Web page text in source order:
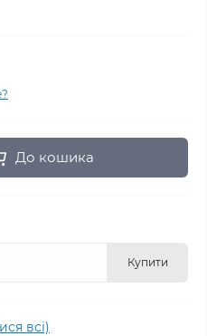
До кошика
Купити
всі)